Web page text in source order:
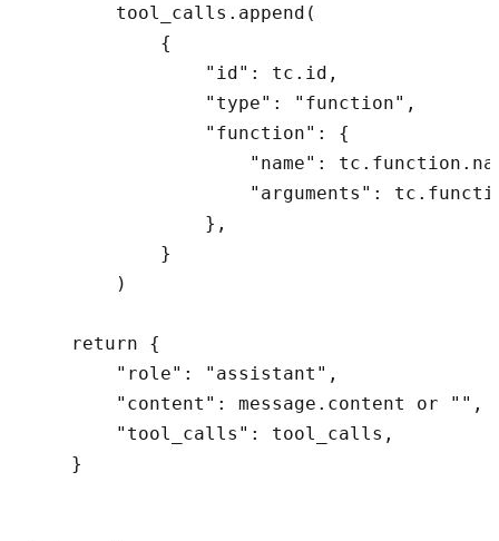
        tool_calls.append(
            {
                "id": tc.id,
                "type": "function",
                "function": {
"name":
"arguments":
                },
            }
        )
    return {
        "role": "assistant",
        "content": message.content or "",
        "tool_calls": tool_calls,
    }